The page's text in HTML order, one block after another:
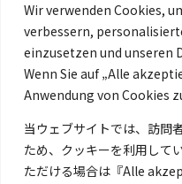
Wir verwenden Cookies,
verbessern,
einzusetzen und unseren
Wenn Sie auf „Alle
Anwendung von Cookies
当ウェブサイトでは、訪問
ため、クッキーを利用して
ただける場合は『Alle
総会議事録
定款・会費規定など
コラムの紹介
コラム一覧